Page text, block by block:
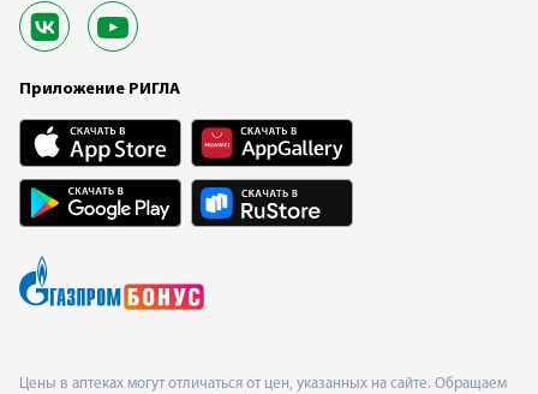
Приложение РИГЛА
Цены в аптеках могут отличаться от цен, указанных на сайте. Обращаем